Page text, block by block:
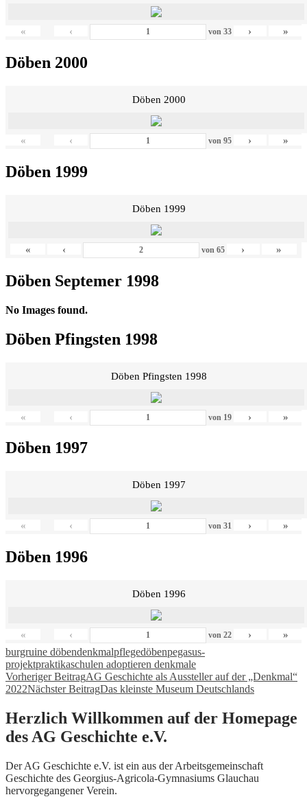
« ‹ von 33 › »
Döben 2000
Döben 2000
« ‹ von 95 › »
Döben 1999
Döben 1999
« ‹ von 65 › »
Döben Septemer 1998
No Images found.
Döben Pfingsten 1998
Döben Pfingsten 1998
« ‹ von 19 › »
Döben 1997
Döben 1997
« ‹ von 31 › »
Döben 1996
Döben 1996
« ‹ von 22 › »
burgruine döbendenkmalpflegedöbenpegasus-
projektpraktikaschulen adoptieren denkmale
Beitragsnavigation
Vorheriger BeitragAG Geschichte als Aussteller auf der „Denkmal“
2022Nächster BeitragDas kleinste Museum Deutschlands
Herzlich Willkommen auf der Homepage
des AG Geschichte e.V.
Der AG Geschichte e.V. ist ein aus der Arbeitsgemeinschaft
Geschichte des Georgius-Agricola-Gymnasiums Glauchau
hervorgegangener Verein.